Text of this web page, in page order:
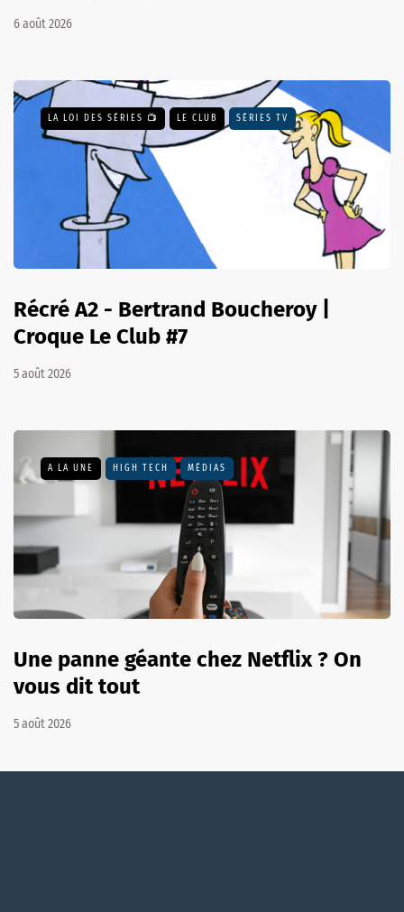
6 août 2026
LA LOI DES SÉRIES 📺 LE CLUB SÉRIES TV
Récré A2 - Bertrand Boucheroy |
Croque Le Club #7
5 août 2026
A LA UNE HIGH TECH MÉDIAS
Une panne géante chez Netflix ? On
vous dit tout
5 août 2026